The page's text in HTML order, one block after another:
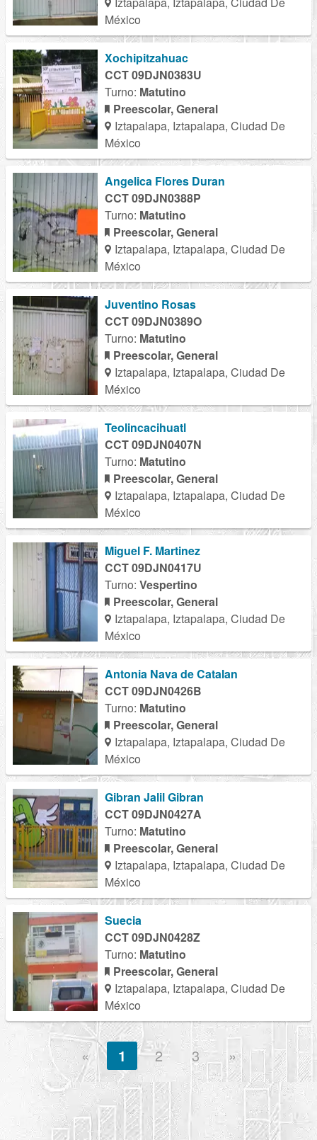
México
Xochipitzahuac
CCT 09DJN0383U
Turno: Matutino
Preescolar, General
Iztapalapa, Iztapalapa, Ciudad De
México
Angelica Flores Duran
CCT 09DJN0388P
Turno: Matutino
Preescolar, General
Iztapalapa, Iztapalapa, Ciudad De
México
Juventino Rosas
CCT 09DJN0389O
Turno: Matutino
Preescolar, General
Iztapalapa, Iztapalapa, Ciudad De
México
Teolincacihuatl
CCT 09DJN0407N
Turno: Matutino
Preescolar, General
Iztapalapa, Iztapalapa, Ciudad De
México
Miguel F. Martinez
CCT 09DJN0417U
Turno: Vespertino
Preescolar, General
Iztapalapa, Iztapalapa, Ciudad De
México
Antonia Nava de Catalan
CCT 09DJN0426B
Turno: Matutino
Preescolar, General
Iztapalapa, Iztapalapa, Ciudad De
México
Gibran Jalil Gibran
CCT 09DJN0427A
Turno: Matutino
Preescolar, General
Iztapalapa, Iztapalapa, Ciudad De
México
Suecia
CCT 09DJN0428Z
Turno: Matutino
Preescolar, General
Iztapalapa, Iztapalapa, Ciudad De
México
« 1 2 3 »